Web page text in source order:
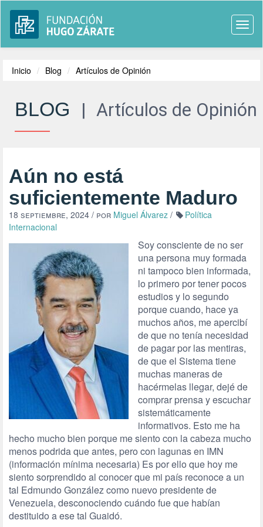
Inicio Blog Artículos de Opinión
BLOG | Artículos de Opinión
Aún no está
suficientemente Maduro
18 septiembre, 2024 / por Miguel Álvarez /
Política
Internacional
Soy consciente de no ser
una persona muy formada
ni tampoco bien informada,
lo primero por tener pocos
estudios y lo segundo
porque cuando, hace ya
muchos años, me apercibí
de que no tenía necesidad
de pagar por las mentiras,
de que el Sistema tiene
muchas maneras de
hacérmelas llegar, dejé de
comprar prensa y escuchar
sistemáticamente
informativos. Esto me ha
hecho mucho bien porque me siento con la cabeza mucho
menos podrida que antes, pero con lagunas en IMN
(información mínima necesaria) Es por ello que hoy me
siento sorprendido al conocer que mi país reconoce a un
tal Edmundo González como nuevo presidente de
Venezuela, desconociendo cuándo fue que habían
destituido a ese tal Guaidó.